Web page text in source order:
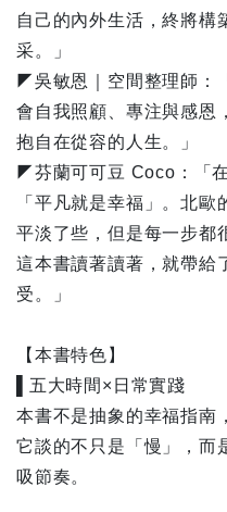
自己的內外生活，終將構
采。」
◤吳敏恩｜空間整理師：
會自我照顧、專注與感恩
抱自在從容的人生。」
◤芬蘭可可豆 Coco：「
「平凡就是幸福」。北
平淡了些，但是每一步都
這本書讀著讀著，就帶給
受。」
【本書特色】
▌五大時間×日常實踐
本書不是抽象的幸福指南
它談的不只是「慢」，而
吸節奏。